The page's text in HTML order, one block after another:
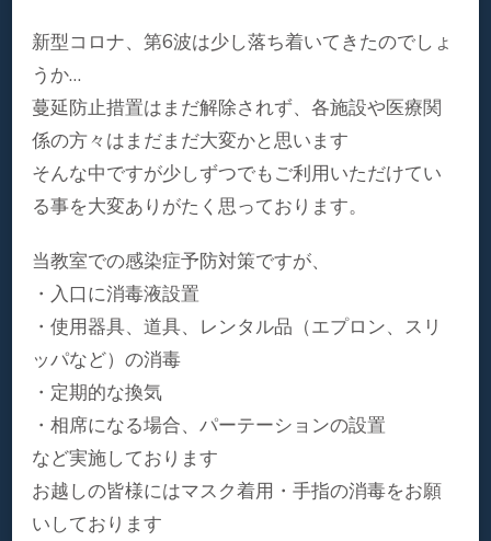
新型コロナ、第6波は少し落ち着いてきたのでしょ
うか…
蔓延防止措置はまだ解除されず、各施設や医療関
係の方々はまだまだ大変かと思います
そんな中ですが少しずつでもご利用いただけてい
る事を大変ありがたく思っております。
当教室での感染症予防対策ですが、
・入口に消毒液設置
・使用器具、道具、レンタル品（エプロン、スリ
ッパなど）の消毒
・定期的な換気
・相席になる場合、パーテーションの設置
など実施しております
お越しの皆様にはマスク着用・手指の消毒をお願
いしております